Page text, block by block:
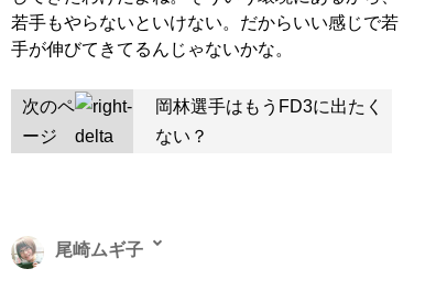
若手もやらないといけない。だからいい感じで若
手が伸びてきてるんじゃないかな。
次のペ
ージ
岡林選手はもうFD3に出たく
ない？
尾崎ムギ子